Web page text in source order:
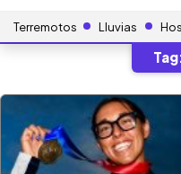
Terremotos Lluvias